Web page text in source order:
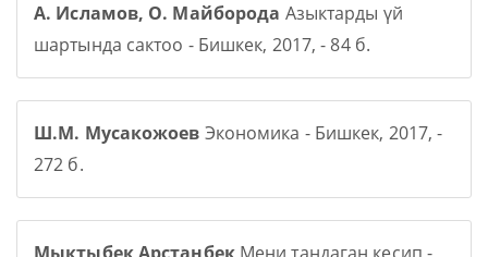
А. Исламов, О. Майборода Азыктарды үй
шартында сактоо - Бишкек, 2017, - 84 б.
Ш.М. Мусакожоев Экономика - Бишкек, 2017, -
272 б.